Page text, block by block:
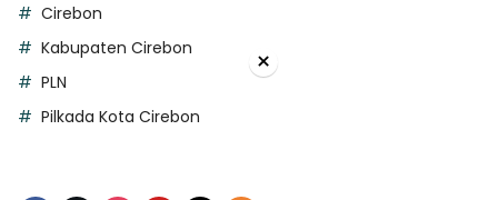
Cirebon
Kabupaten Cirebon
PLN
Pilkada Kota Cirebon
×